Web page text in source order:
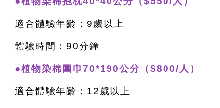
適合體驗年齡：9歲以上
體驗時間：90分鐘
●植物染棉圍巾70*190公分（$800/人）
適合體驗年齡：12歲以上